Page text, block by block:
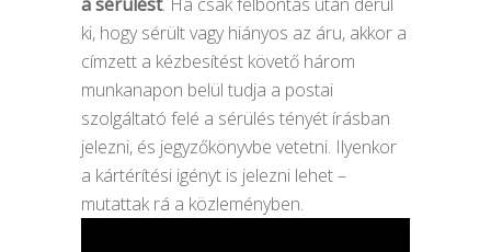
ki, hogy sérült vagy hiányos az áru, akkor a
címzett a kézbesítést követő három
munkanapon belül tudja a postai
szolgáltató felé a sérülés tényét írásban
jelezni, és jegyzőkönyvbe vetetni. Ilyenkor
a kártérítési igényt is jelezni lehet –
mutattak rá a közleményben.